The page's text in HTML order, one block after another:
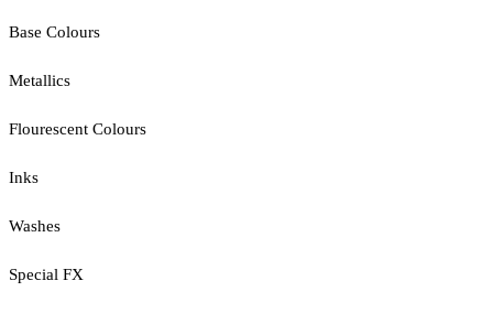
Base Colours
Metallics
Flourescent Colours
Inks
Washes
Special FX